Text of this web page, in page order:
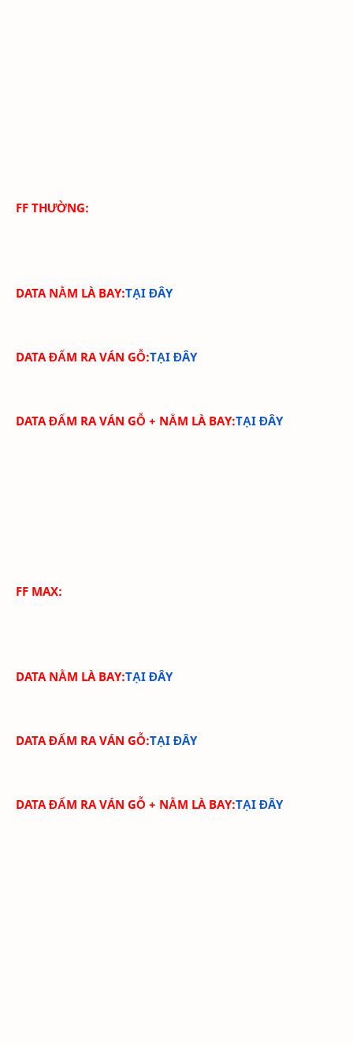
FF THƯỜNG:
DATA NẰM LÀ BAY:TẠI ĐÂY
DATA ĐẤM RA VÁN GỖ:TẠI ĐÂY
DATA ĐẤM RA VÁN GỖ + NẰM LÀ BAY:TẠI ĐÂY
FF MAX:
DATA NẰM LÀ BAY:TẠI ĐÂY
DATA ĐẤM RA VÁN GỖ:TẠI ĐÂY
DATA ĐẤM RA VÁN GỖ + NẰM LÀ BAY:TẠI ĐÂY